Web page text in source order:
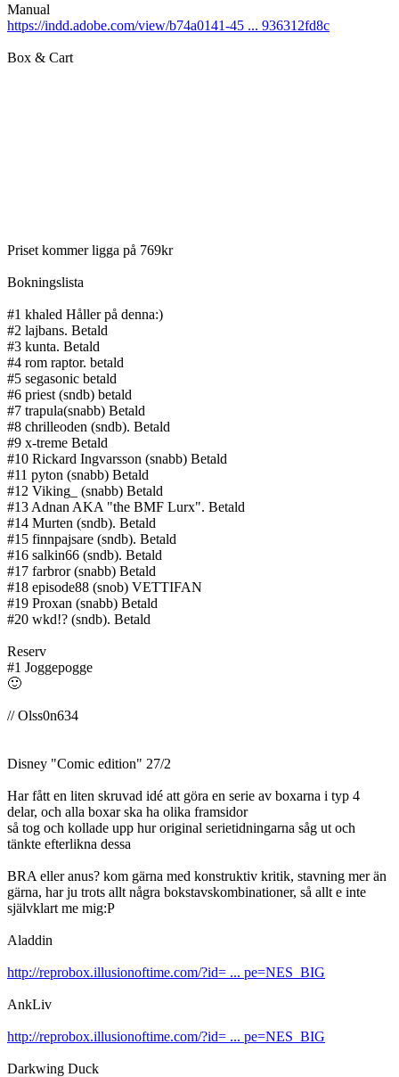
Manual
https://indd.adobe.com/view/b74a0141-45 ... 936312fd8c
Box & Cart
Priset kommer ligga på 769kr
Bokningslista
#1 khaled Håller på denna:)
#2 lajbans. Betald
#3 kunta. Betald
#4 rom raptor. betald
#5 segasonic betald
#6 priest (sndb) betald
#7 trapula(snabb) Betald
#8 chrilleoden (sndb). Betald
#9 x-treme Betald
#10 Rickard Ingvarsson (snabb) Betald
#11 pyton (snabb) Betald
#12 Viking_ (snabb) Betald
#13 Adnan AKA "the BMF Lurx". Betald
#14 Murten (sndb). Betald
#15 finnpajsare (sndb). Betald
#16 salkin66 (sndb). Betald
#17 farbror (snabb) Betald
#18 episode88 (snob) VETTIFAN
#19 Proxan (snabb) Betald
#20 wkd!? (sndb). Betald
Reserv
#1 Joggepogge
🙂
// Olss0n634
Disney "Comic edition" 27/2
Har fått en liten skruvad idé att göra en serie av boxarna i typ 4
delar, och alla boxar ska ha olika framsidor
så tog och kollade upp hur original serietidningarna såg ut och
tänkte efterlikna dessa
BRA eller anus? kom gärna med konstruktiv kritik, stavning mer än
gärna, har ju trots allt några bokstavskombinationer, så allt e inte
självklart me mig:P
Aladdin
http://reprobox.illusionoftime.com/?id= ... pe=NES_BIG
AnkLiv
http://reprobox.illusionoftime.com/?id= ... pe=NES_BIG
Darkwing Duck